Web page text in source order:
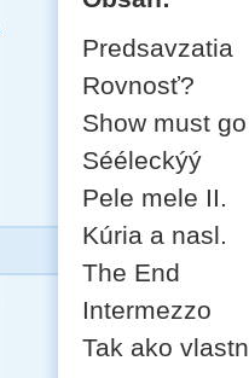
Predsavzatia
Rovnosť?
Show must
Sééleckýý
Pele mele II.
Kúria a nasl.
The End
Intermezzo
Tak ako